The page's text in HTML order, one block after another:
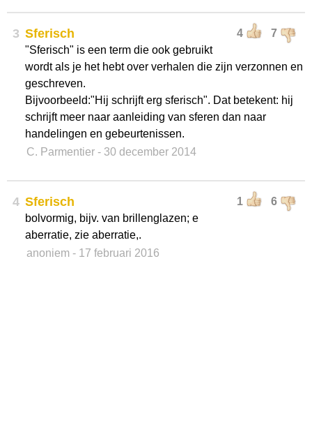
3 4 7
Sferisch
"Sferisch" is een term die ook gebruikt
wordt als je het hebt over verhalen die zijn verzonnen en
geschreven.
Bijvoorbeeld:"Hij schrijft erg sferisch". Dat betekent: hij
schrijft meer naar aanleiding van sferen dan naar
handelingen en gebeurtenissen.
C. Parmentier - 30 december 2014
4 1 6
Sferisch
bolvormig, bijv. van brillenglazen; e
aberratie, zie aberratie,.
anoniem - 17 februari 2016